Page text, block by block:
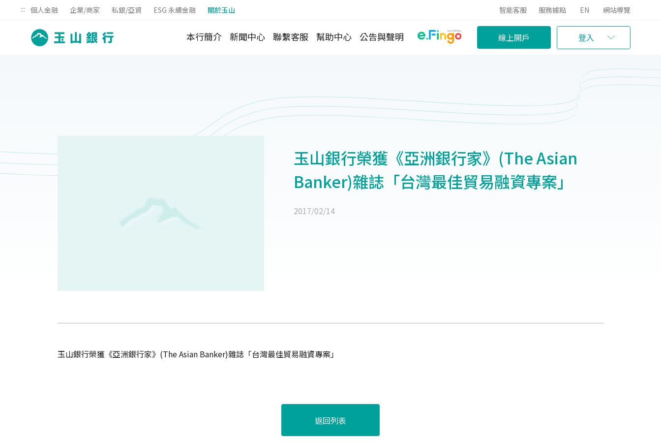
::: 個人金融 企業/商家 私銀/亞資 ESG 永續金融 關於玉山 智能客服 服務據點 EN 網站導覽
本行簡介 新聞中心 聯繫客服 幫助中心 公告與聲明 線上開戶 登入
玉山銀行榮獲《亞洲銀行家》(The Asian
Banker)雜誌「台灣最佳貿易融資專案」
2017/02/14
玉山銀行榮獲《亞洲銀行家》(The Asian Banker)雜誌「台灣最佳貿易融資專案」
返回列表